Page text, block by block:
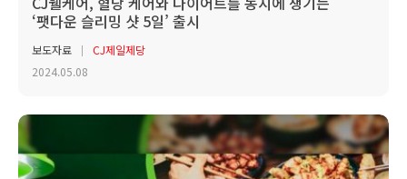
‘팻다운 슬리밍 샷 5일’ 출시
보도자료
CJ제일제당
2024.05.08